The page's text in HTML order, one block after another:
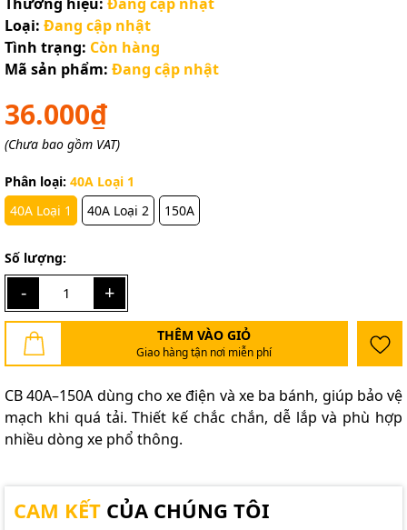
Loại: Đang cập nhật
Tình trạng: Còn hàng
Mã sản phẩm: Đang cập nhật
36.000₫
(Chưa bao gồm VAT)
Phân loại: 40A Loại 1
40A Loại 1
40A Loại 2 150A
Số lượng:
- +
THÊM VÀO GIỎ
Giao hàng tận nơi miễn phí
CB 40A–150A dùng cho xe điện và xe ba bánh, giúp bảo vệ
mạch khi quá tải. Thiết kế chắc chắn, dễ lắp và phù hợp
nhiều dòng xe phổ thông.
CAM KẾT CỦA CHÚNG TÔI